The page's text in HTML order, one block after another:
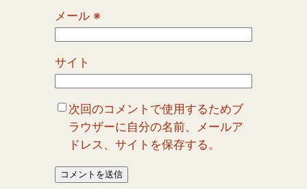
メール ※
サイト
次回のコメントで使用するためブ
ラウザーに自分の名前、メールア
ドレス、サイトを保存する。